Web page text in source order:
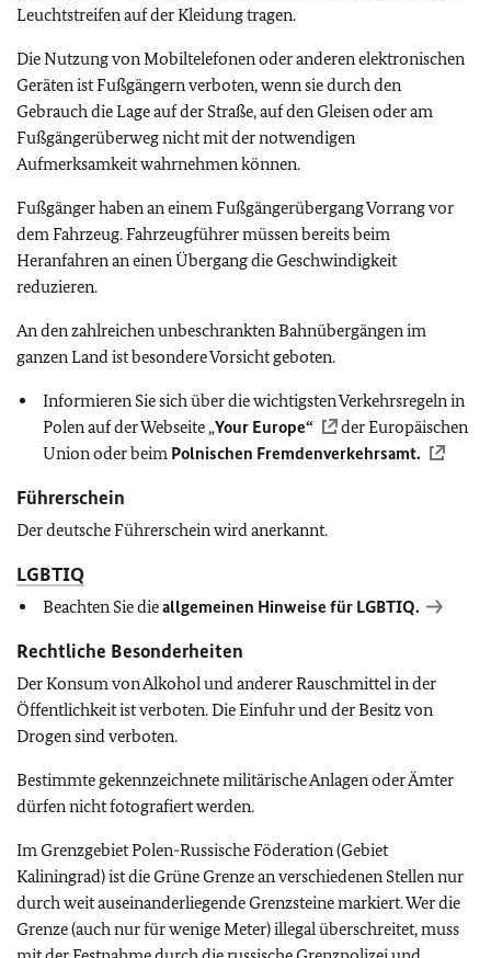
Leuchtstreifen auf der Kleidung tragen.
Die Nutzung von Mobiltelefonen oder anderen elektronischen
Geräten ist Fußgängern verboten, wenn sie durch den
Gebrauch die Lage auf der Straße, auf den Gleisen oder am
Fußgängerüberweg nicht mit der notwendigen
Aufmerksamkeit wahrnehmen können.
Fußgänger haben an einem Fußgängerübergang Vorrang vor
dem Fahrzeug. Fahrzeugführer müssen bereits beim
Heranfahren an einen Übergang die Geschwindigkeit
reduzieren.
An den zahlreichen unbeschrankten Bahnübergängen im
ganzen Land ist besondere Vorsicht geboten.
Informieren Sie sich über die wichtigsten Verkehrsregeln in
Polen auf der Webseite „Your Europe“
der Europäischen
Union oder beim Polnischen Fremdenverkehrsamt.
Führerschein
Der deutsche Führerschein wird anerkannt.
LGBTIQ
Beachten Sie dieallgemeinen Hinweise für LGBTIQ.
Rechtliche Besonderheiten
Der Konsum von Alkohol und anderer Rauschmittel in der
Öffentlichkeit ist verboten. Die Einfuhr und der Besitz von
Drogen sind verboten.
Bestimmte gekennzeichnete militärische Anlagen oder Ämter
dürfen nicht fotografiert werden.
Im Grenzgebiet Polen-Russische Föderation (Gebiet
Kaliningrad) ist die Grüne Grenze an verschiedenen Stellen nur
durch weit auseinanderliegende Grenzsteine markiert. Wer die
Grenze (auch nur für wenige Meter) illegal überschreitet, muss